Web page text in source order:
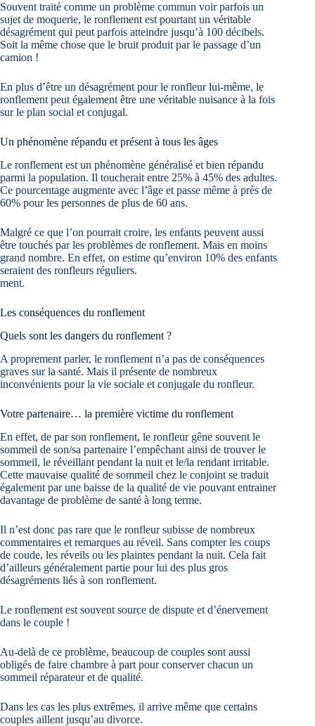
Souvent traité comme un problème commun voir parfois un
sujet de moquerie, le ronflement est pourtant un véritable
désagrément qui peut parfois atteindre jusqu’à 100 décibels.
Soit la même chose que le bruit produit par le passage d’un
camion !
En plus d’être un désagrément pour le ronfleur lui-même, le
ronflement peut également être une véritable nuisance à la fois
sur le plan social et conjugal.
Un phénomène répandu et présent à tous les âges
Le ronflement est un phénomène généralisé et bien répandu
parmi la population. Il toucherait entre 25% à 45% des adultes.
Ce pourcentage augmente avec l’âge et passe même à près de
60% pour les personnes de plus de 60 ans.
Malgré ce que l’on pourrait croire, les enfants peuvent aussi
être touchés par les problèmes de ronflement. Mais en moins
grand nombre. En effet, on estime qu’environ 10% des enfants
seraient des ronfleurs réguliers.
ment.
Les conséquences du ronflement
Quels sont les dangers du ronflement ?
A proprement parler, le ronflement n’a pas de conséquences
graves sur la santé. Mais il présente de nombreux
inconvénients pour la vie sociale et conjugale du ronfleur.
Votre partenaire… la première victime du ronflement
En effet, de par son ronflement, le ronfleur gêne souvent le
sommeil de son/sa partenaire l’empêchant ainsi de trouver le
sommeil, le réveillant pendant la nuit et le/la rendant irritable.
Cette mauvaise qualité de sommeil chez le conjoint se traduit
également par une baisse de la qualité de vie pouvant entrainer
davantage de problème de santé à long terme.
Il n’est donc pas rare que le ronfleur subisse de nombreux
commentaires et remarques au réveil. Sans compter les coups
de coude, les réveils ou les plaintes pendant la nuit. Cela fait
d’ailleurs généralement partie pour lui des plus gros
désagréments liés à son ronflement.
Le ronflement est souvent source de dispute et d’énervement
dans le couple !
Au-delà de ce problème, beaucoup de couples sont aussi
obligés de faire chambre à part pour conserver chacun un
sommeil réparateur et de qualité.
Dans les cas les plus extrêmes, il arrive même que certains
couples aillent jusqu’au divorce.